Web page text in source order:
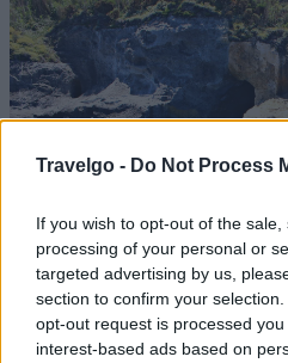
Travelgo - Do Not Process
If you wish to opt-out of the
processing of your personal or
targeted advertising by us,
section to confirm your
opt-out request is processed
interest-based ads based on
Grotte di Pilato / Πηγή: